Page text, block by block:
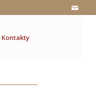
Kontakty